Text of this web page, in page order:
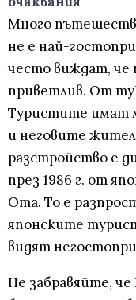
Много
не е най-
често виждат, че
приветлив. От
Туристите имат
и неговите
разстройство е
през 1986 г. от
Ота. То е
японските
видят
Не забравяйте,